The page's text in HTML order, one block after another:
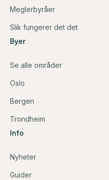
Meglerbyråer
Slik fungerer det det
Byer
Se alle områder
Oslo
Bergen
Trondheim
Info
Nyheter
Guider